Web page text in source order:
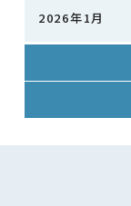
2026年1月